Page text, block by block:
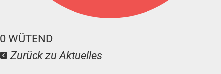
0 WÜTEND
Zurück zu Aktuelles